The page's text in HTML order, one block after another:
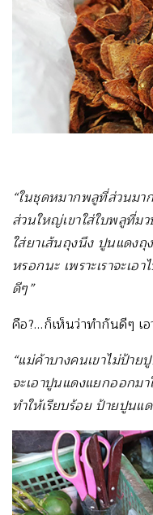
“ในชุดหมากพลูที่ส่วนมา
ส่วนใหญ่เขาใส่ใบพลูที่ม
ใส่ยาเส้นถุงนึง ปูนแดง
หรอกนะ เพราะเราจะเอ
ดีๆ”
คือ?…ก็เห็นว่าทำกันดีๆ เ
“แม่ค้าบางคนเขาไม่ป้า
จะเอาปูนแดงแยกออกม
ทำให้เรียบร้อย ป้ายปูนแ